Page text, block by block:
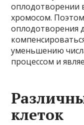
оплодотворении
хромосом.
оплодотворения
уменьшению
процессом и
клеток